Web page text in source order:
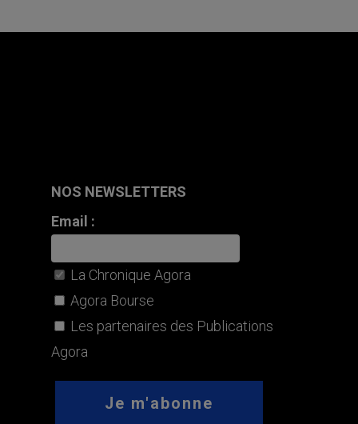
NOS NEWSLETTERS
Email :
La Chronique Agora
Agora Bourse
Les partenaires des Publications
Agora